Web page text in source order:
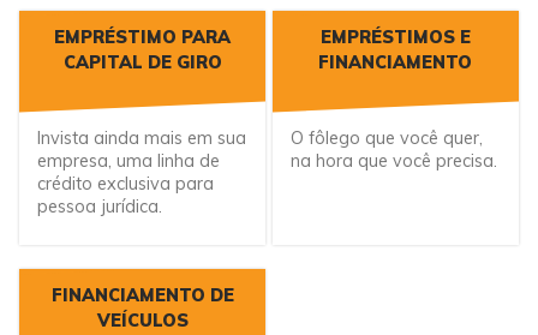
EMPRÉSTIMO PARA
CAPITAL DE GIRO
Invista ainda mais em sua
empresa, uma linha de
crédito exclusiva para
pessoa jurídica.
EMPRÉSTIMOS E
FINANCIAMENTO
O fôlego que você quer,
na hora que você precisa.
FINANCIAMENTO DE
VEÍCULOS